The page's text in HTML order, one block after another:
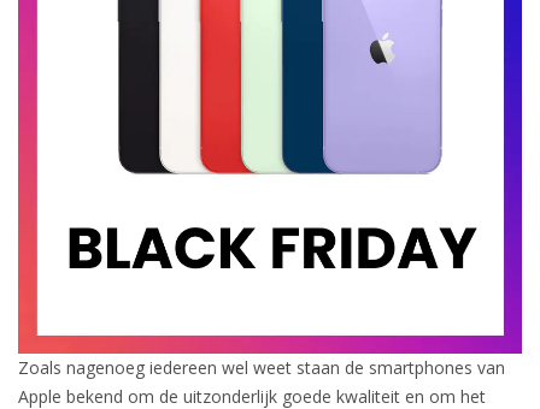
Zoals nagenoeg iedereen wel weet staan de smartphones van
Apple bekend om de uitzonderlijk goede kwaliteit en om het